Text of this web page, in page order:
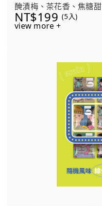
醃漬梅、茶花香、焦糖甜
NT$199 (5入)
view more +